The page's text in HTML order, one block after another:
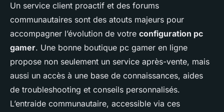
Un service client proactif et des forums
communautaires sont des atouts majeurs pour
accompagner l’évolution de votre configuration pc
gamer. Une bonne boutique pc gamer en ligne
propose non seulement un service après-vente, mais
aussi un accès à une base de connaissances, aides
de troubleshooting et conseils personnalisés.
L’entraide communautaire, accessible via ces